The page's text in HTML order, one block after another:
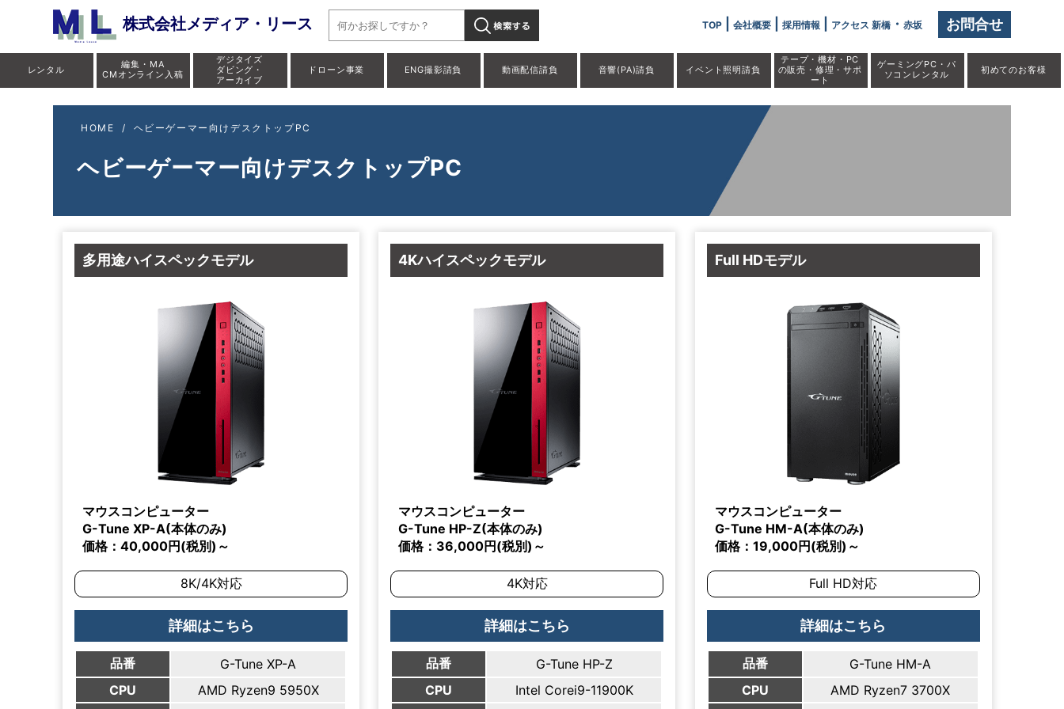
株式会社メディア・リース お問合せ
TOP| 会社概要| 採用情報 アクセス 新橋・ 赤坂
レンタル
編集・MA
CMオンライン入稿
デジタイズ
ダビング・
アーカイブ
ドローン事業 ENG撮影請負 動画配信請負 音響(PA)請負 イベント照明請負
テープ・機材・PC
の販売・修理・サポ
ート
ゲーミングPC・パ
ソコンレンタル
初めてのお客様
HOME / ヘビーゲーマー向けデスクトップPC
ヘビーゲーマー向けデスクトップPC
多用途ハイスペックモデル
マウスコンピューター
G-Tune XP-A(本体のみ)
価格：40,000円(税別)～
8K/4K対応
詳細はこちら
品番
G-Tune XP-A
CPU
AMD Ryzen9 5950X
4Kハイスペックモデル
マウスコンピューター
G-Tune HP-Z(本体のみ)
価格：36,000円(税別)～
4K対応
詳細はこちら
品番
G-Tune HP-Z
CPU
Intel Corei9-11900K
Full HDモデル
マウスコンピューター
G-Tune HM-A(本体のみ)
価格：19,000円(税別)～
Full HD対応
詳細はこちら
品番
G-Tune HM-A
CPU
AMD Ryzen7 3700X